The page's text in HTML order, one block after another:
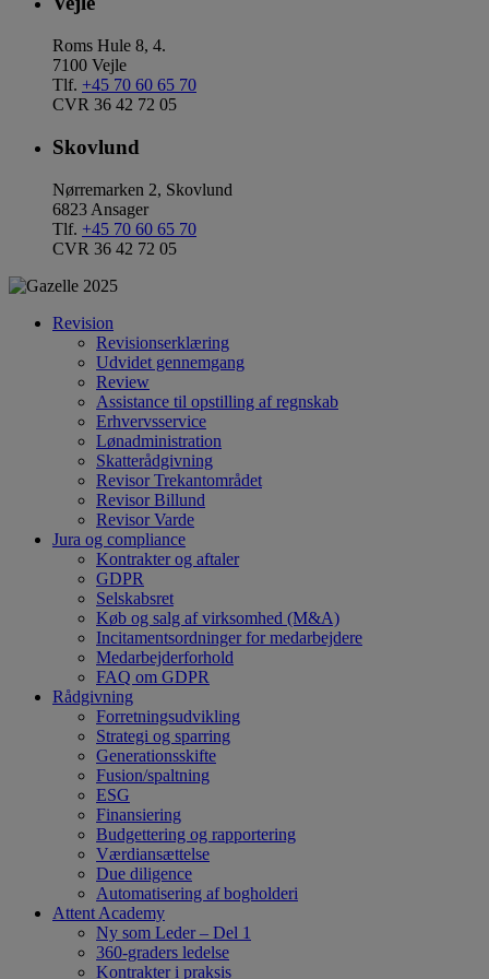
Roms Hule 8, 4.
7100 Vejle
Tlf. +45 70 60 65 70
CVR 36 42 72 05
Skovlund
Nørremarken 2, Skovlund
6823 Ansager
Tlf. +45 70 60 65 70
CVR 36 42 72 05
Revision
Revisionserklæring
Udvidet gennemgang
Review
Assistance til opstilling af regnskab
Erhvervsservice
Lønadministration
Skatterådgivning
Revisor Trekantområdet
Revisor Billund
Revisor Varde
Jura og compliance
Kontrakter og aftaler
GDPR
Selskabsret
Køb og salg af virksomhed (M&A)
Incitamentsordninger for medarbejdere
Medarbejderforhold
FAQ om GDPR
Rådgivning
Forretningsudvikling
Strategi og sparring
Generationsskifte
Fusion/spaltning
ESG
Finansiering
Budgettering og rapportering
Værdiansættelse
Due diligence
Automatisering af bogholderi
Attent Academy
Ny som Leder – Del 1
360-graders ledelse
Kontrakter i praksis